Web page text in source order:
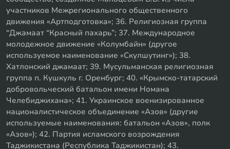
участников Межрегионального общественного
движения «Артподготовка»; 36. Религиозная группа
“Джамаат “Красный пахарь”; 37. Международное
молодежное движение «Колумбайн» (другое
используемое наименование «Скулшутинг»); 38.
Хатлонский джамаат; 39. Мусульманская религиозная
группа п. Кушкуль г. Оренбург; 40. «Крымско-татарский
добровольческий батальон имени Номана
Челебиджихана»; 41. Украинское военизированное
националистическое объединение «Азов» (другие
используемые наименования: батальон «Азов», полк
«Азов»); 42. Партия исламского возрождения
Таджикистана (Республика Таджикистан); 43.